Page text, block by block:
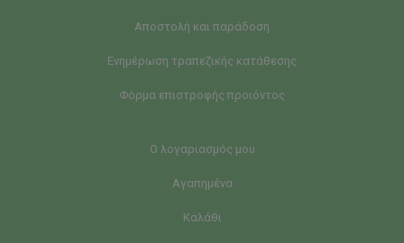
Αποστολή και παράδοση
Ενημέρωση τραπεζικής κατάθεσης
Φόρμα επιστροφής προιόντος
Ο λογαριασμός μου
Αγαπημένα
Καλάθι